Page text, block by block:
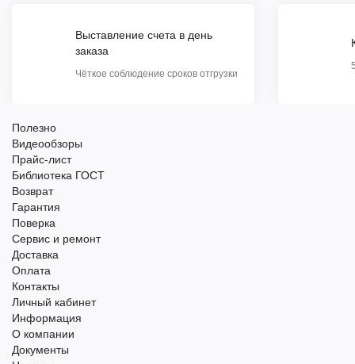
Выставление счета в день
заказа
Чёткое соблюдение сроков отгрузки
Полезно
Видеообзоры
Прайс-лист
Библиотека ГОСТ
Возврат
Гарантия
Поверка
Сервис и ремонт
Доставка
Оплата
Контакты
Личный кабинет
Информация
О компании
Документы